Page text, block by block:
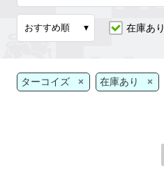
在庫あり
ターコイズ × 在庫あり ×